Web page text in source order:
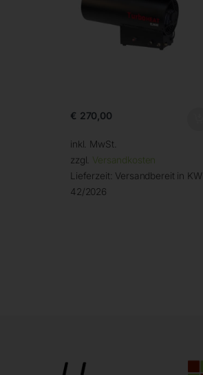
€ 270,00
inkl. MwSt.
zzgl. Versandkosten
Lieferzeit: Versandbereit in KW
42/2026